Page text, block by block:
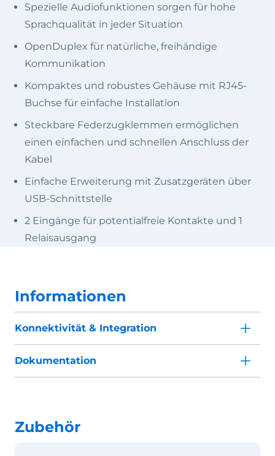
Spezielle Audiofunktionen sorgen für hohe
Sprachqualität in jeder Situation
OpenDuplex für natürliche, freihändige
Kommunikation
Kompaktes und robustes Gehäuse mit RJ45-
Buchse für einfache Installation
Steckbare Federzugklemmen ermöglichen
einen einfachen und schnellen Anschluss der
Kabel
Einfache Erweiterung mit Zusatzgeräten über
USB-Schnittstelle
2 Eingänge für potentialfreie Kontakte und 1
Relaisausgang
Informationen
Konnektivität & Integration
Dokumentation
Zubehör